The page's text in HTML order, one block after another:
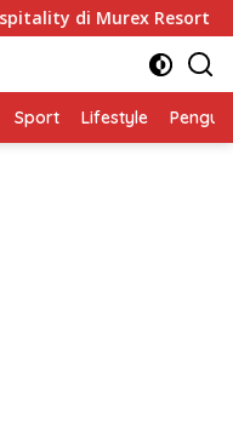
Murex Resort Kalasey
Sport Lifestyle